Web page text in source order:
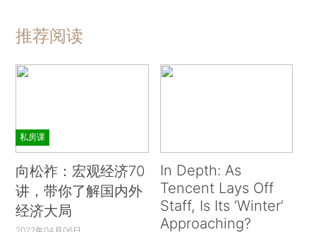
推荐阅读
私房课
向松祚：宏观经济70
讲，带你了解国内外
经济大局
In Depth: As
Tencent Lays Off
Staff, Is Its ‘Winter’
Approaching?